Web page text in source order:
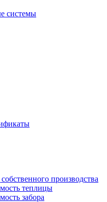
системы
производства
теплицы
забора